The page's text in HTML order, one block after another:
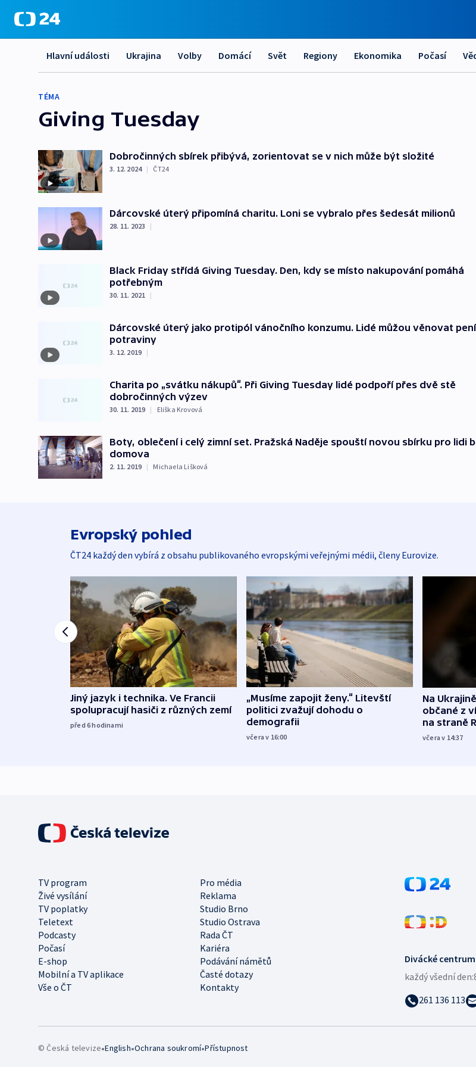
Hlavní události Ukrajina Volby Domácí Svět Regiony Ekonomika Počasí
TÉMA
Giving Tuesday
Dobročinných sbírek přibývá, zorientovat se v nich může být složité
3. 12. 2024 | ČT24
Dárcovské úterý připomíná charitu. Loni se vybralo přes šedesát milionů
28. 11. 2023 |
Black Friday střídá Giving Tuesday. Den, kdy se místo nakupování pomáhá
potřebným
30. 11. 2021 |
Dárcovské úterý jako protipól vánočního konzumu. Lidé můžou věnovat
potraviny
3. 12. 2019 |
Charita po „svátku nákupů“. Při Giving Tuesday lidé podpoří přes dvě stě
dobročinných výzev
30. 11. 2019 | Eliška Krovová
Boty, oblečení i celý zimní set. Pražská Naděje spouští novou sbírku pro lidi
domova
2. 11. 2019 | Michaela Lišková
Evropský pohled
ČT24 každý den vybírá z obsahu publikovaného evropskými veřejnými médii, členy Eurovize.
Jiný jazyk i technika. Ve Francii
spolupracují hasiči z různých zemí
před 6hodinami
„Musíme zapojit ženy.“ Litevští
politici zvažují dohodu o
demografii
včera v 16:00
Na
občané z
na straně
včera v 14:37
TV program
Pro média
Živé vysílání
Reklama
TV poplatky
Studio Brno
Teletext
Studio Ostrava
Podcasty
Rada ČT
Počasí
Kariéra
E-shop
Podávání námětů
Mobilní a TV aplikace
Časté dotazy
Vše o ČT
Kontakty
Divácké centrum
každý všední den:
261 136 113
© Česká televize•English•Ochrana soukromí•Přístupnost